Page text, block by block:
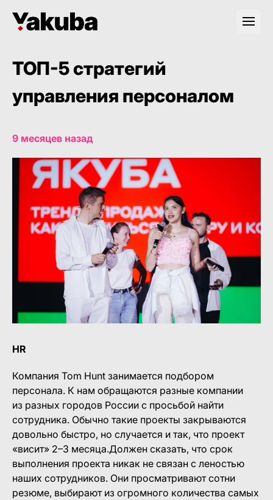
ТОП-5 стратегий
управления персоналом
9 месяцев назад
HR
Компания Tom Hunt занимается подбором
персонала. К нам обращаются разные компании
из разных городов России с просьбой найти
сотрудника. Обычно такие проекты закрываются
довольно быстро, но случается и так, что проект
«висит» 2–3 месяца.Должен сказать, что срок
выполнения проекта никак не связан с леностью
наших сотрудников. Они просматривают сотни
резюме, выбирают из огромного количества самых